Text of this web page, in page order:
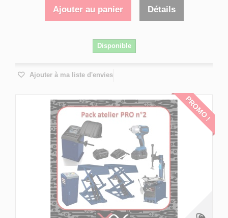
Ajouter au panier Détails
Disponible
Ajouter à ma liste d'envies
PROMO !